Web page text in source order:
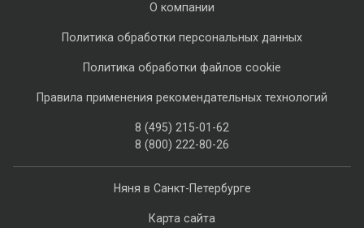
Няня в Санкт-Петербурге
Карта сайта
О компании
Политика обработки персональных данных
Политика обработки файлов cookie
Правила применения рекомендательных технологий
8 (495) 215-01-62
8 (800) 222-80-26